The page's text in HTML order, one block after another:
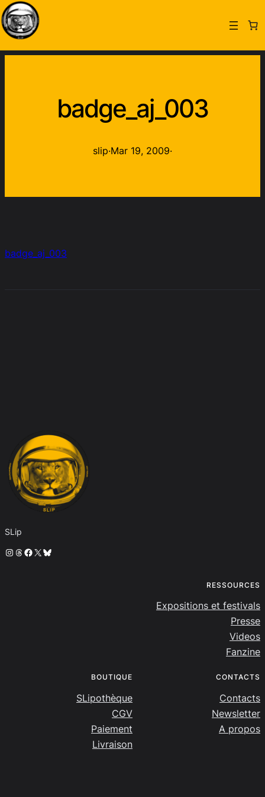
badge_aj_003
slip·Mar 19, 2009·
badge_aj_003
SLip
Instagram
Threads
Facebook
X Bluesky
RESSOURCES
Expositions et festivals
Presse
Videos
Fanzine
BOUTIQUE
SLipothèque
CGV
Paiement
Livraison
CONTACTS
Contacts
Newsletter
A propos